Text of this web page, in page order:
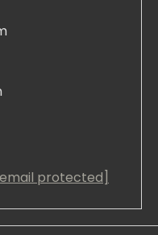
[email protected]